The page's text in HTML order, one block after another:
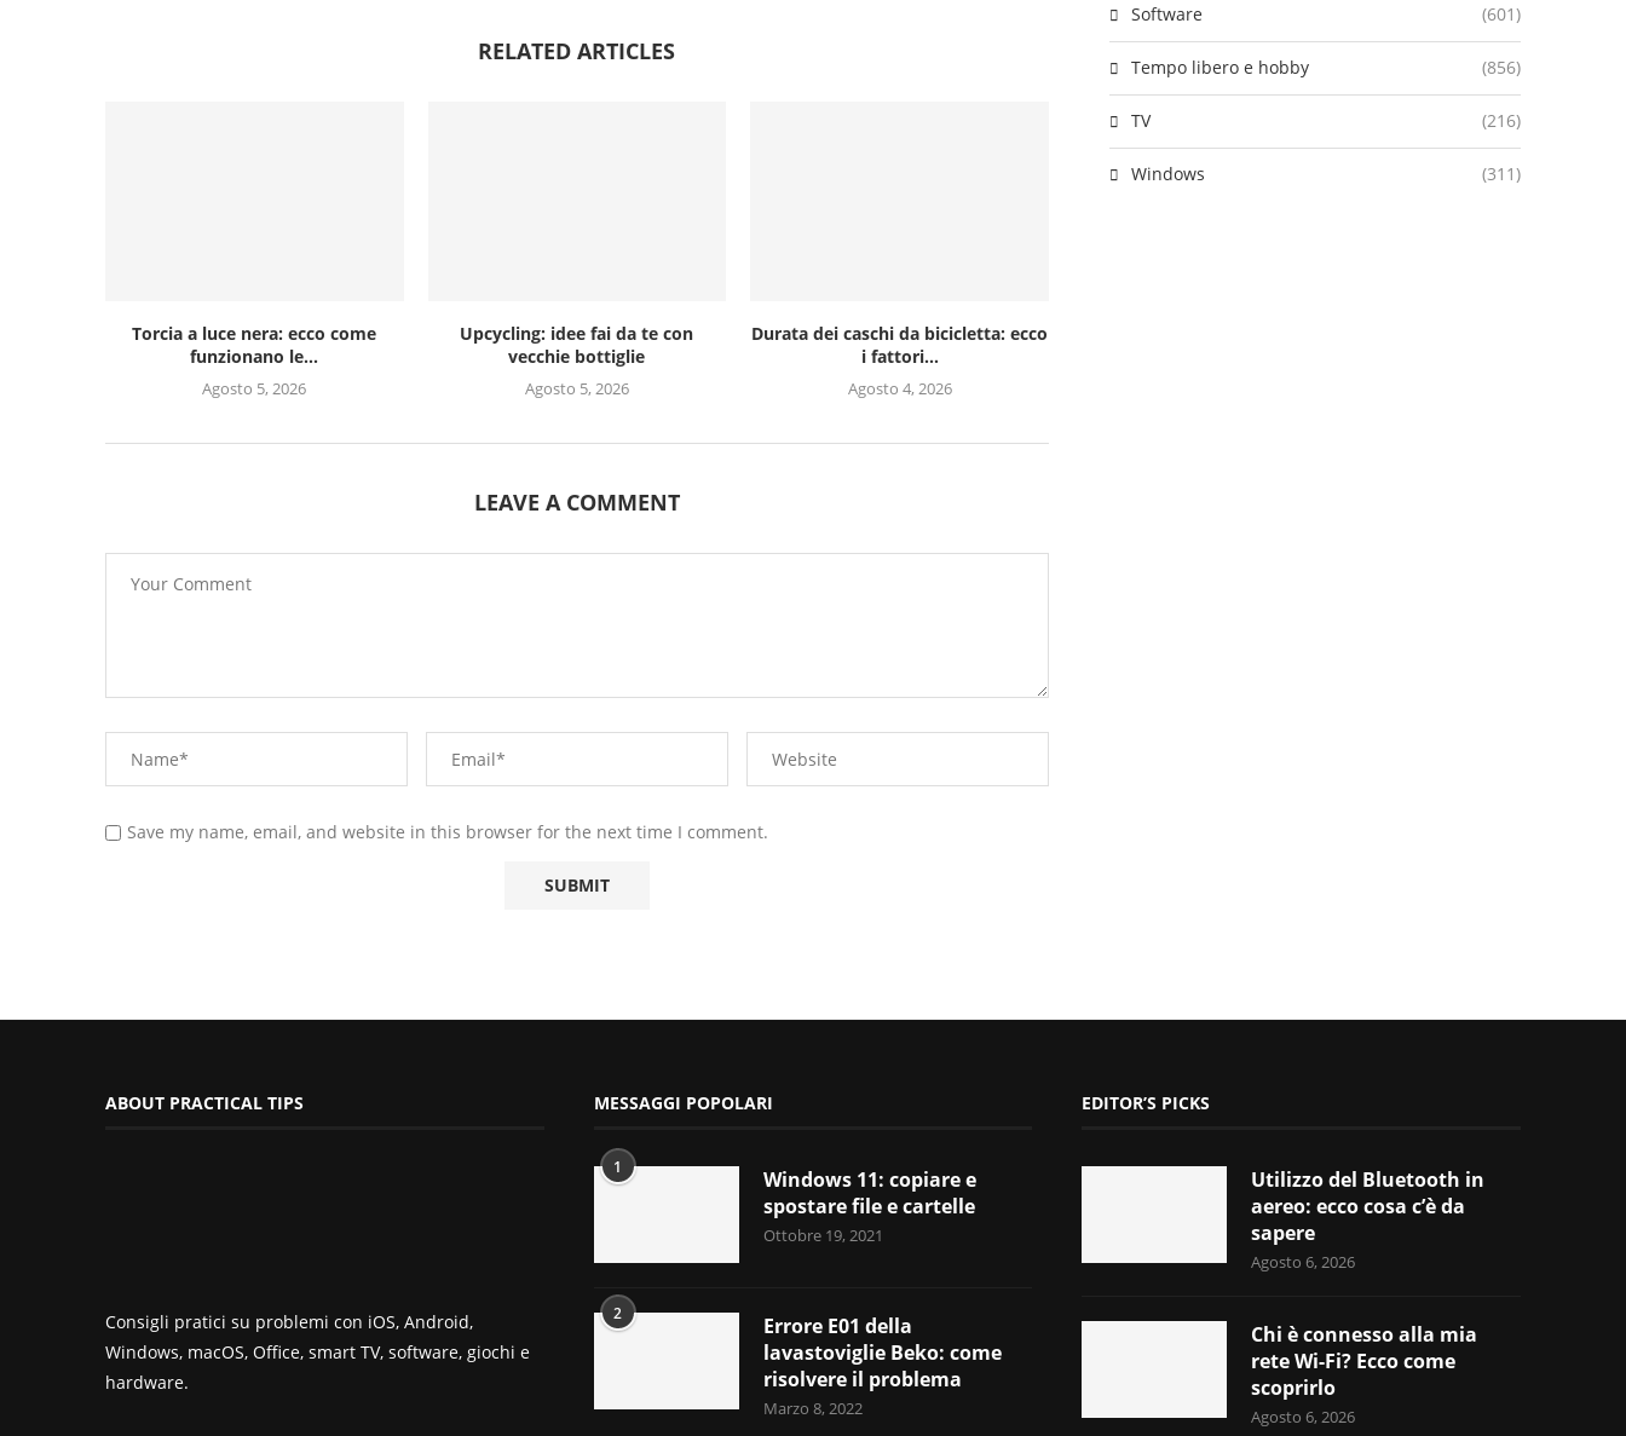
RELATED ARTICLES
Torcia a luce nera: ecco come
funzionano le...
Agosto 5, 2026
Upcycling: idee fai da te con
vecchie bottiglie
Agosto 5, 2026
Durata dei caschi da bicicletta: ecco
i fattori...
Agosto 4, 2026
LEAVE A COMMENT
Save my name, email, and website in this browser for the next time I comment.
Software (601)
Tempo libero e hobby (856)
TV (216)
Windows (311)
ABOUT PRACTICAL TIPS
Consigli pratici su problemi con iOS, Android,
Windows, macOS, Office, smart TV, software, giochi e
hardware.
MESSAGGI POPOLARI
1
Windows 11: copiare e
spostare file e cartelle
Ottobre 19, 2021
2
Errore E01 della
lavastoviglie Beko: come
risolvere il problema
Marzo 8, 2022
EDITOR’S PICKS
Utilizzo del Bluetooth in
aereo: ecco cosa c’è da
sapere
Agosto 6, 2026
Chi è connesso alla mia
rete Wi-Fi? Ecco come
scoprirlo
Agosto 6, 2026